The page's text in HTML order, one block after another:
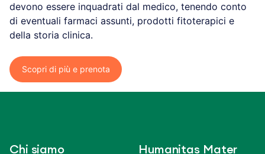
devono essere inquadrati dal medico, tenendo conto
di eventuali farmaci assunti, prodotti fitoterapici e
della storia clinica.
Scopri di più e prenota
Chi siamo
Humanitas Mater